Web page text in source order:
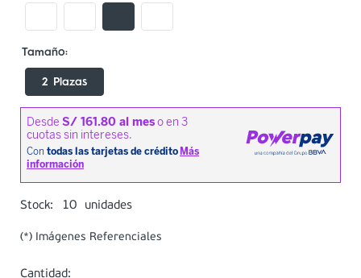
2 Plazas
Stock: 10 unidades
(*) Imágenes Referenciales
Cantidad: